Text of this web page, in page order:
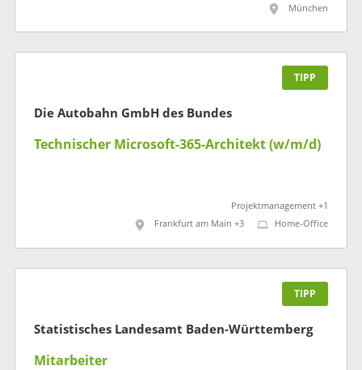
München
TIPP
Die Autobahn GmbH des Bundes
Technischer Microsoft-365-Architekt (w/m/d)
Projektmanagement +1
Frankfurt am Main +3
Home-Office
TIPP
Statistisches Landesamt Baden-Württemberg
Mitarbeiter